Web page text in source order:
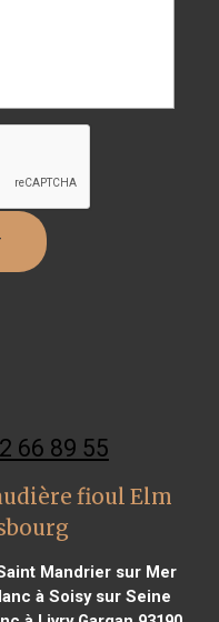
66 89 55
fioul Elm
Mandrier sur Mer
à Soisy sur Seine